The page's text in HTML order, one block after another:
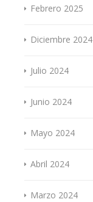
Febrero 2025
Diciembre 2024
Julio 2024
Junio 2024
Mayo 2024
Abril 2024
Marzo 2024